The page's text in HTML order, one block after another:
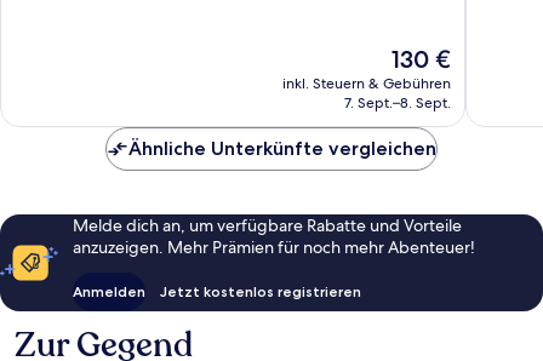
Der
Preis
beträgt
130 €
inkl. Steuern & Gebühren
7. Sept.–8. Sept.
Ähnliche Unterkünfte vergleichen
Melde dich an, um verfügbare Rabatte und Vorteile
anzuzeigen. Mehr Prämien für noch mehr Abenteuer!
Anmelden Jetzt kostenlos registrieren
Zur Gegend